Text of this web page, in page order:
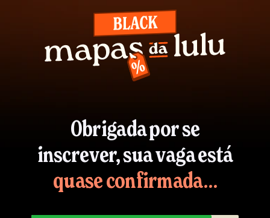
Obrigada por se
inscrever, sua vaga está
quase confirmada…